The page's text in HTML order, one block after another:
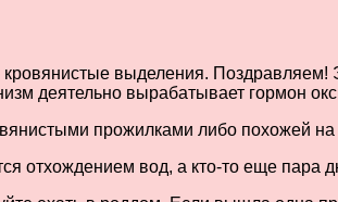
выделения.
деятельно вырабатывает гормон
прожилками либо похожей
отхождением вод, а кто-то еще пара